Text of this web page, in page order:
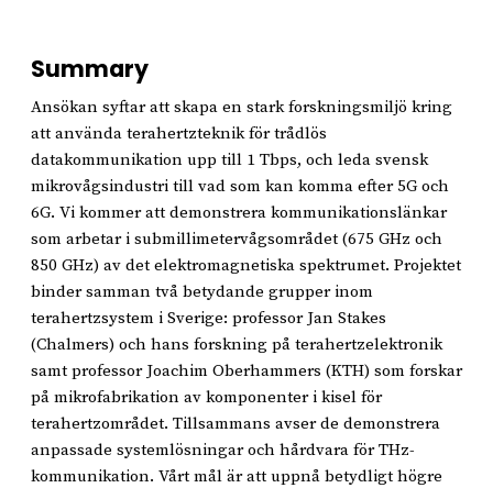
Summary
Ansökan syftar att skapa en stark forskningsmiljö kring
att använda terahertzteknik för trådlös
datakommunikation upp till 1 Tbps, och leda svensk
mikrovågsindustri till vad som kan komma efter 5G och
6G. Vi kommer att demonstrera kommunikationslänkar
som arbetar i submillimetervågsområdet (675 GHz och
850 GHz) av det elektromagnetiska spektrumet. Projektet
binder samman två betydande grupper inom
terahertzsystem i Sverige: professor Jan Stakes
(Chalmers) och hans forskning på terahertzelektronik
samt professor Joachim Oberhammers (KTH) som forskar
på mikrofabrikation av komponenter i kisel för
terahertzområdet. Tillsammans avser de demonstrera
anpassade systemlösningar och hårdvara för THz-
kommunikation. Vårt mål är att uppnå betydligt högre